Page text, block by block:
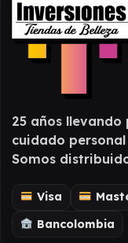
25 años
cuidado
Somos
Visa
Bancolombia